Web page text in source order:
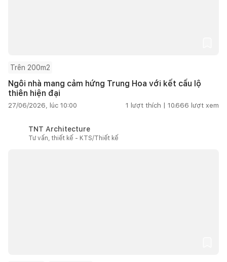
Trên 200m2
Ngôi nhà mang cảm hứng Trung Hoa với kết cấu lộ
thiên hiện đại
27/06/2026, lúc 10:00 1 lượt thích | 10.666 lượt xem
TNT Architecture
Tư vấn, thiết kế - KTS/Thiết kế